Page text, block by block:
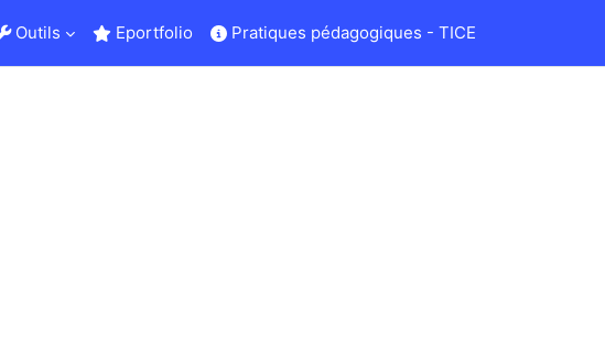
Outils Eportfolio Pratiques pédagogiques - TICE